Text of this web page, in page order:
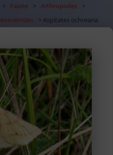
> Faune > Arthropodes
>
> Aspitates ochrearia